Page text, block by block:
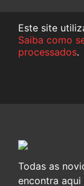
Este site
Saiba como
processados.
Todas as
encontra